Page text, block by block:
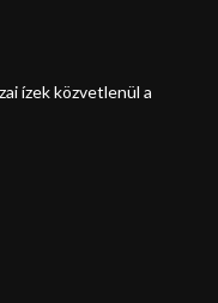
ízek közvetlenül a